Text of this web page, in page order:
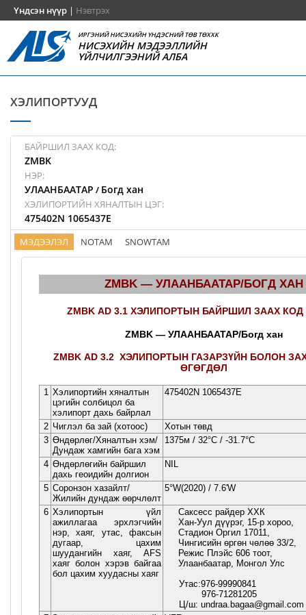
Үндсэн нүүр | Нэвтрэх
ИРГЭНИЙ НИСЭХИЙН ҮНДЭСНИЙ ТӨВ ТӨХХК
НИСЭХИЙН МЭДЭЭЛЛИЙН
ҮЙЛЧИЛГЭЭНИЙ АЛБА
ХЭЛИПОРТУУД
БАЙРШИЛ ЗААХ КОД:
ZMBK
НЭР:
УЛААНБААТАР / Богд хан
ХЭЛИПОРТИЙН ХЯНАЛТЫН ЦЭГ:
475402N 1065437E
МЭДЭЭЛЭЛ NOTAM SNOWTAM